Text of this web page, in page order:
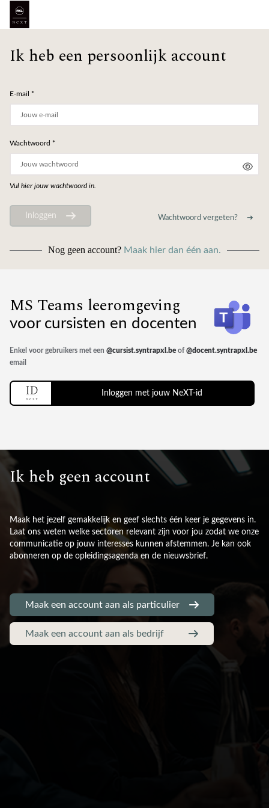
Ik heb een persoonlijk account
E-mail *
Wachtwoord *
Vul hier jouw wachtwoord in.
Inloggen Wachtwoord vergeten?
Nog geen account? Maak hier dan één aan.
MS Teams leeromgeving
voor cursisten en docenten
Enkel voor gebruikers met een @cursist.syntrapxl.beof@docent.syntrapxl.be
email
Inloggen met jouw NeXT-id
Ik heb geen account
Maak het jezelf gemakkelijk en geef slechts één keer je gegevens in.
Laat ons weten welke sectoren relevant zijn voor jou zodat we onze
communicatie op jouw interesses kunnen afstemmen. Je kan ook
abonneren op de opleidingsagenda en de nieuwsbrief.
Maak een account aan als particulier
Maak een account aan als bedrijf